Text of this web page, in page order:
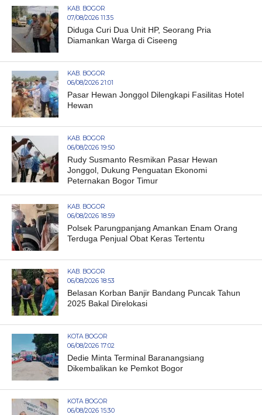
KAB. BOGOR
07/08/2026 11:35
Diduga Curi Dua Unit HP, Seorang Pria
Diamankan Warga di Ciseeng
KAB. BOGOR
06/08/2026 21:01
Pasar Hewan Jonggol Dilengkapi Fasilitas Hotel
Hewan
KAB. BOGOR
06/08/2026 19:50
Rudy Susmanto Resmikan Pasar Hewan
Jonggol, Dukung Penguatan Ekonomi
Peternakan Bogor Timur
KAB. BOGOR
06/08/2026 18:59
Polsek Parungpanjang Amankan Enam Orang
Terduga Penjual Obat Keras Tertentu
KAB. BOGOR
06/08/2026 18:53
Belasan Korban Banjir Bandang Puncak Tahun
2025 Bakal Direlokasi
KOTA BOGOR
06/08/2026 17:02
Dedie Minta Terminal Baranangsiang
Dikembalikan ke Pemkot Bogor
KOTA BOGOR
06/08/2026 15:30